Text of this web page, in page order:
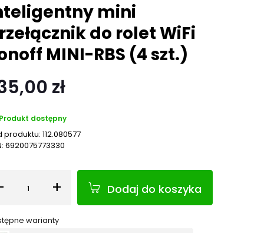
mini
do rolet WiFi
MINI-RBS (4 szt.)
zł
dostępny
produktu: 112.080577
6920075773330
Ilość + Dodaj do koszyka
warianty